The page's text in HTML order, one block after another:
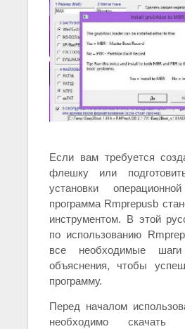
Если вам требуется
флешку или
установки
программа Rmprepusb
инструментом. В этой
по использованию
все необходимые
объяснения, чтобы
программу.
Перед началом
необходимо скачать